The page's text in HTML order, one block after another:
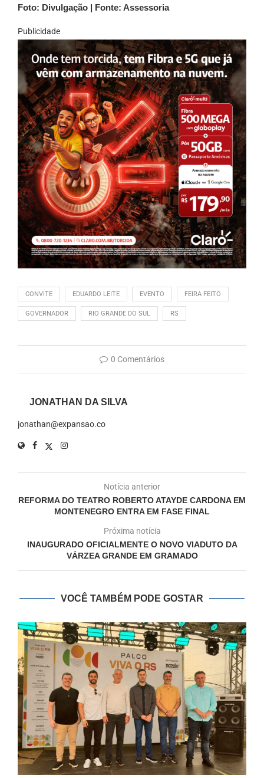
Foto: Divulgação | Fonte: Assessoria
Publicidade
CONVITE EDUARDO LEITE EVENTO FEIRA FEITO
GOVERNADOR RIO GRANDE DO SUL RS
0 Comentários
JONATHAN DA SILVA
jonathan@expansao.co
Notícia anterior
REFORMA DO TEATRO ROBERTO ATAYDE CARDONA EM
MONTENEGRO ENTRA EM FASE FINAL
Próxima notícia
INAUGURADO OFICIALMENTE O NOVO VIADUTO DA
VÁRZEA GRANDE EM GRAMADO
VOCÊ TAMBÉM PODE GOSTAR